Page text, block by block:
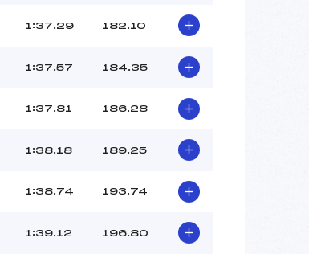
1:37.29 182.10
1:37.57 184.35
1:37.81 186.28
1:38.18 189.25
1:38.74 193.74
1:39.12 196.80